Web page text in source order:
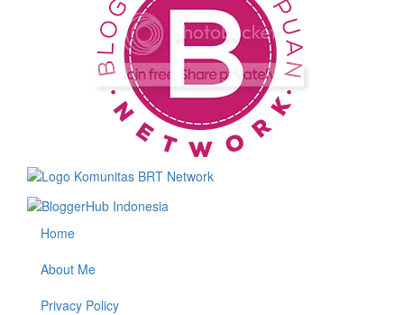
Home
About Me
Privacy Policy